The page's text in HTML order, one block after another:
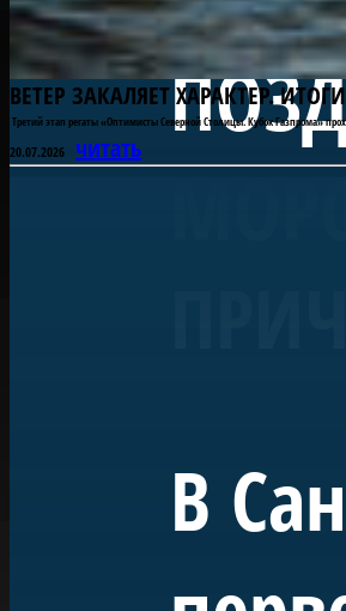
ВЕТЕР ЗАКАЛЯЕТ ХАРАКТЕР.
Третий этап регаты «Оптимисты Северной Столицы. Кубок Газпрома»
20.07.2026 читать
В